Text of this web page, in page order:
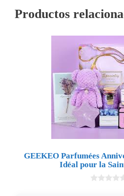
Productos
GEEKEO Parfumées
Idéal pour la